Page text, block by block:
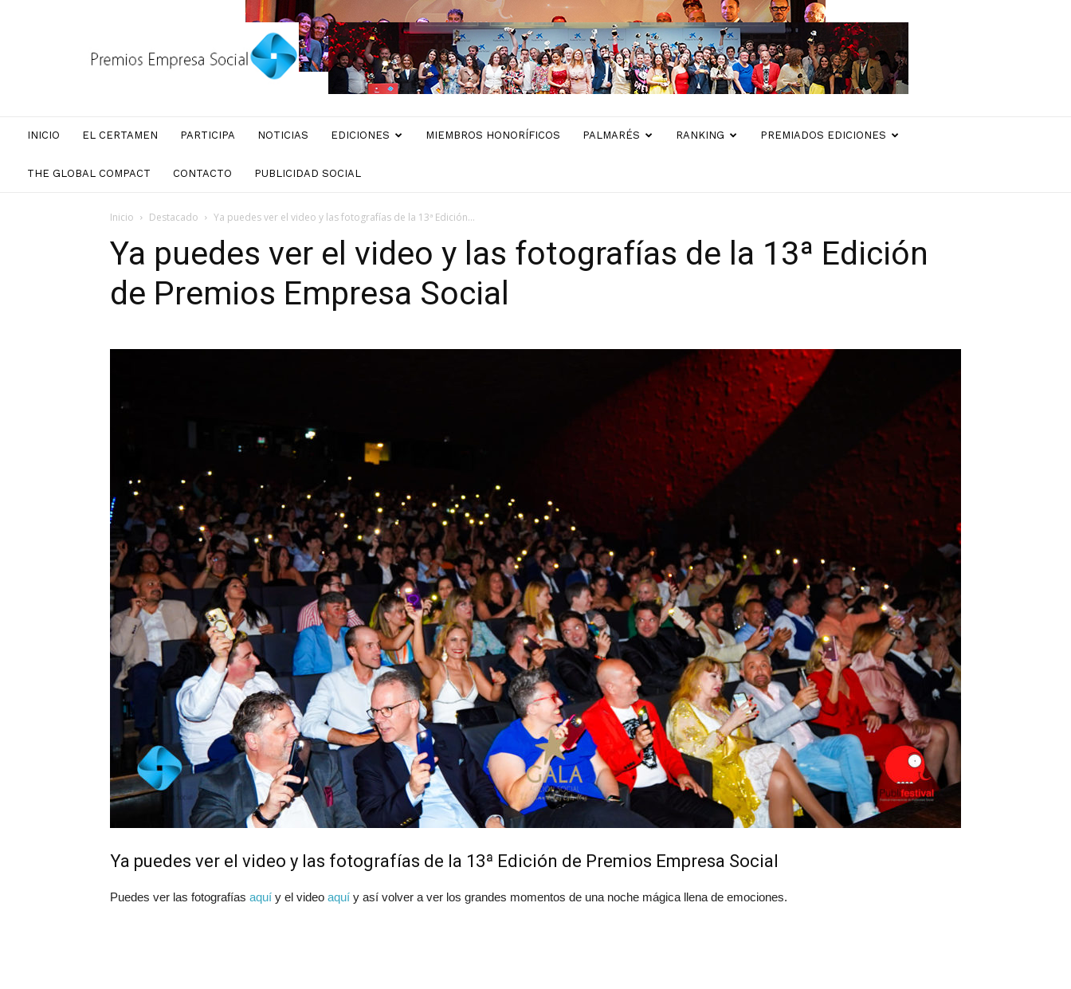
Social
INICIO EL CERTAMEN PARTICIPA NOTICIAS EDICIONES MIEMBROS HONORÍFICOS PALMARÉS RANKING PREMIADOS EDICIONES
THE GLOBAL COMPACT CONTACTO PUBLICIDAD SOCIAL
Inicio Destacado Ya puedes ver el video y las fotografías de la 13ª Edición...
Ya puedes ver el video y las fotografías de la 13ª Edición
de Premios Empresa Social
Ya puedes ver el video y las fotografías de la 13ª Edición de Premios Empresa Social
Puedes ver las fotografías aquí y el video aquí y así volver a ver los grandes momentos de una noche mágica llena de emociones.